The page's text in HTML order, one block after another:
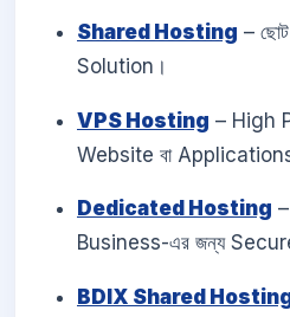
Shared Hosting – ছোট
Solution।
VPS Hosting – High
Website বা
Dedicated Hosting
Business-এর জন্য
BDIX Shared